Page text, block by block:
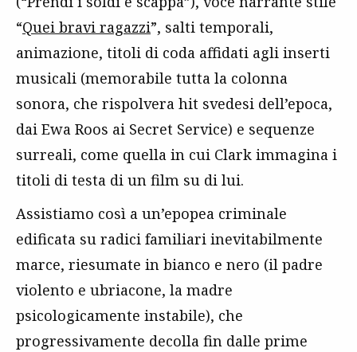
“Quei bravi ragazzi”, salti temporali,
animazione, titoli di coda affidati agli inserti
musicali (memorabile tutta la colonna
sonora, che rispolvera hit svedesi dell’epoca,
dai Ewa Roos ai Secret Service) e sequenze
surreali, come quella in cui Clark immagina i
titoli di testa di un film su di lui.
Assistiamo così a un’epopea criminale
edificata su radici familiari inevitabilmente
marce, riesumate in bianco e nero (il padre
violento e ubriacone, la madre
psicologicamente instabile), che
progressivamente decolla fin dalle prime